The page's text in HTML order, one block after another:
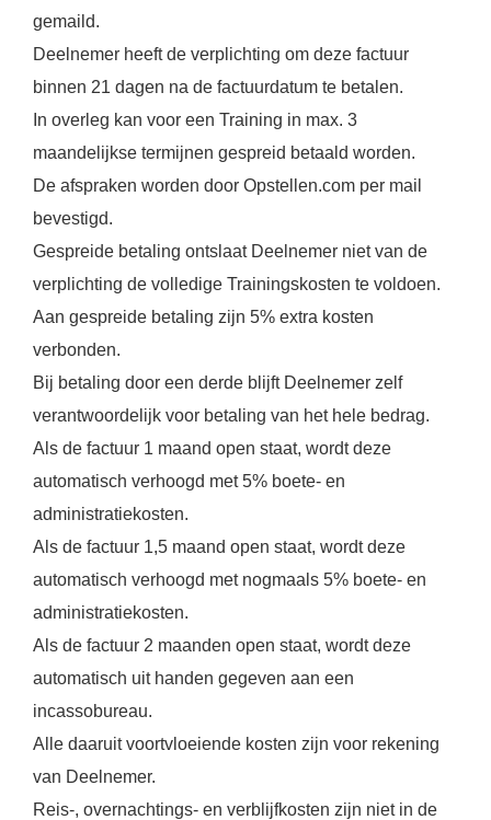
gemaild.
Deelnemer heeft de verplichting om deze factuur
binnen 21 dagen na de factuurdatum te betalen.
In overleg kan voor een Training in max. 3
maandelijkse termijnen gespreid betaald worden.
De afspraken worden door Opstellen.com per mail
bevestigd.
Gespreide betaling ontslaat Deelnemer niet van de
verplichting de volledige Trainingskosten te voldoen.
Aan gespreide betaling zijn 5% extra kosten
verbonden.
Bij betaling door een derde blijft Deelnemer zelf
verantwoordelijk voor betaling van het hele bedrag.
Als de factuur 1 maand open staat, wordt deze
automatisch verhoogd met 5% boete- en
administratiekosten.
Als de factuur 1,5 maand open staat, wordt deze
automatisch verhoogd met nogmaals 5% boete- en
administratiekosten.
Als de factuur 2 maanden open staat, wordt deze
automatisch uit handen gegeven aan een
incassobureau.
Alle daaruit voortvloeiende kosten zijn voor rekening
van Deelnemer.
Reis-, overnachtings- en verblijfkosten zijn niet in de